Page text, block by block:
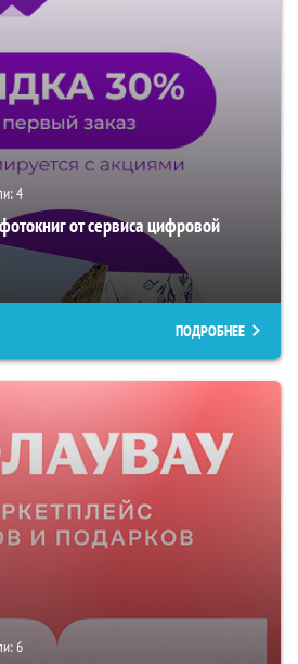
4
от сервиса цифровой
ПОДРОБНЕЕ
6